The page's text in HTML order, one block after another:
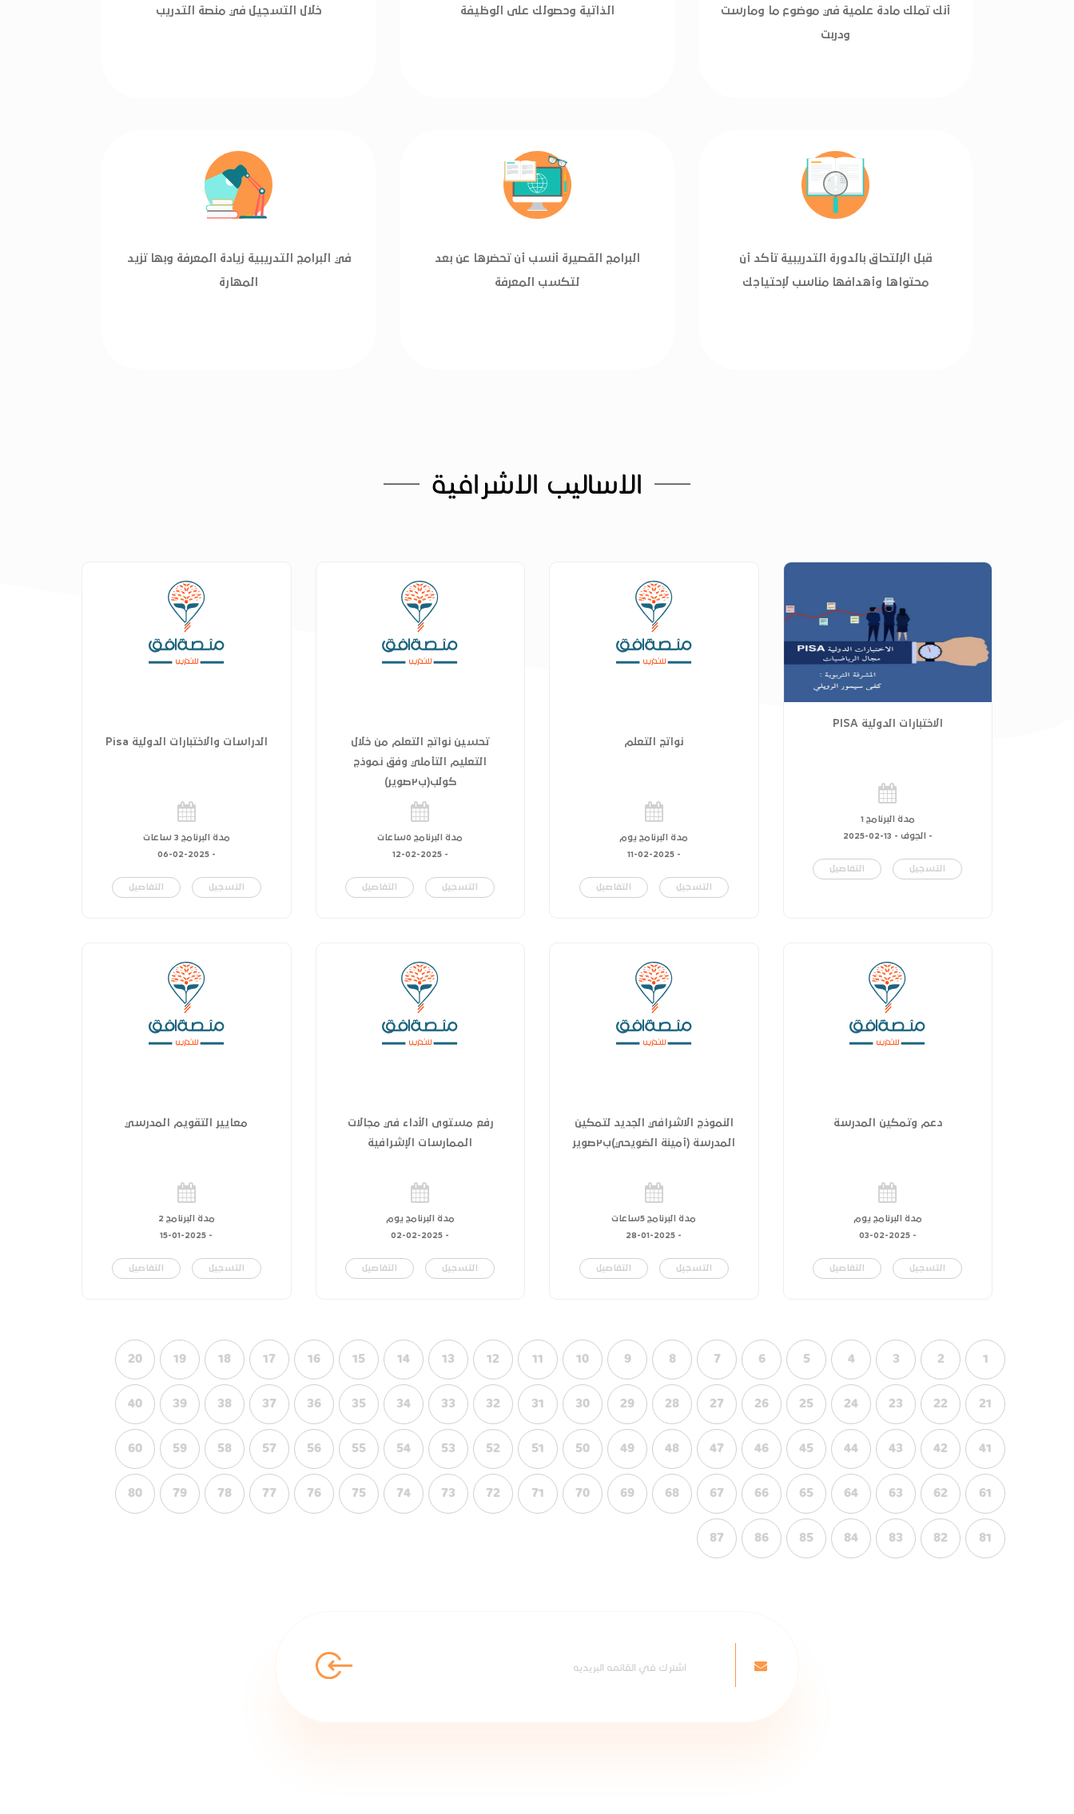
أنك تملك مادة علمية في موضوع ما ومارست
ودربت
الذاتية وحصولك على الوظيفة خلال التسجيل في منصة التدريب
قبل الإلتحاق بالدورة التدريبية تأكد أن
محتواها وأهدافها مناسب لإحتياجك
البرامج القصيرة أنسب أن تحضرها عن بعد
لتكسب المعرفة
في البرامج التدريبية زيادة المعرفة وبها تزيد
المهارة
الاساليب الاشرافية
الاختبارات الدولية PISA
مدة البرنامج 1
- الجوف - 13-02-2025
التسجيل التفاصيل
نواتج التعلم
مدة البرنامج يوم
-
11-02-2025
التسجيل التفاصيل
تحسين نواتج التعلم من خلال
التعليم التأملي وفق نموذج
كولب(ب٢صوير)
مدة البرنامج ٥ساعات
-
12-02-2025
التسجيل التفاصيل
الدراسات والاختبارات الدولية Pisa
مدة البرنامج 3 ساعات
-
06-02-2025
التسجيل التفاصيل
دعم وتمكين المدرسة
مدة البرنامج يوم
-
03-02-2025
التسجيل التفاصيل
النموذج الاشرافي الجديد لتمكين
المدرسة (أمينة الضويحي)ب٢صوير
مدة البرنامج 5ساعات
-
28-01-2025
التسجيل التفاصيل
رفع مستوى الأداء في مجالات
الممارسات الإشرافية
مدة البرنامج يوم
-
02-02-2025
التسجيل التفاصيل
معايير التقويم المدرسي
مدة البرنامج 2
-
15-01-2025
التسجيل التفاصيل
1
2
3
4
5
6
7
8
9
10
11
12
13
14
15
16
17
18
19
20
21
22
23
24
25
26
27
28
29
30
31
32
33
34
35
36
37
38
39
40
41
42
43
44
45
46
47
48
49
50
51
52
53
54
55
56
57
58
59
60
61
62
63
64
65
66
67
68
69
70
71
72
73
74
75
76
77
78
79
80
81
82
83
84
85
86
87